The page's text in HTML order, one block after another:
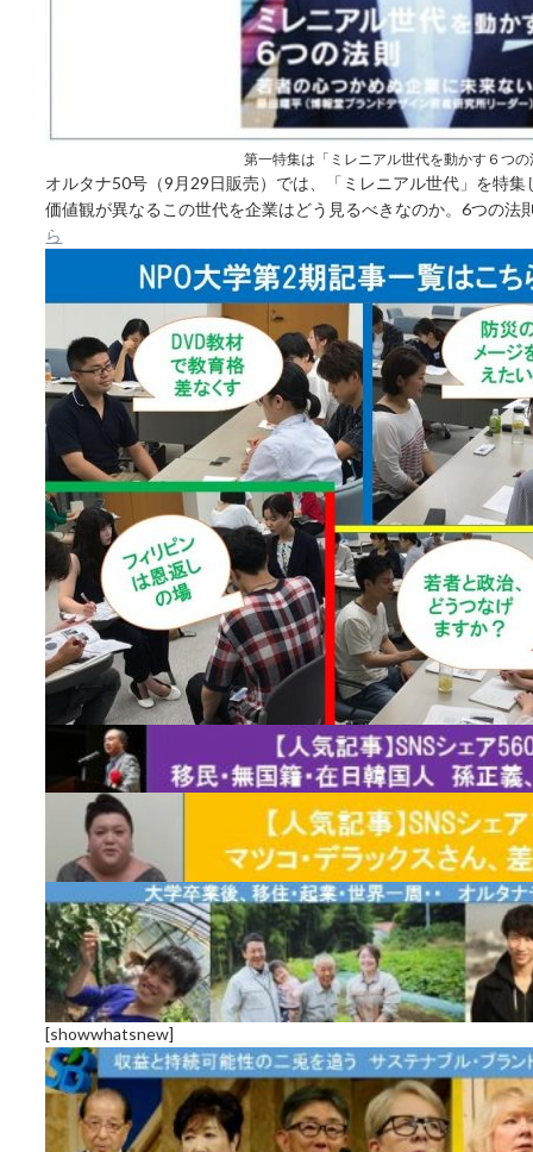
第一特集は「ミレニアル世代を動かす６つ
オルタナ50号（9月29日販売）では、「ミレニアル世代」を特
価値観が異なるこの世代を企業はどう見るべきなのか。6つの法
ら
[showwhatsnew]